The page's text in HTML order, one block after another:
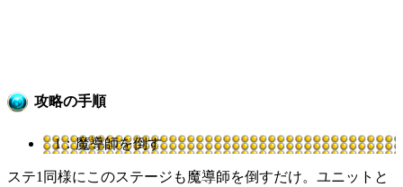
攻略の手順
1：魔導師を倒す
ステ1同様にこのステージも魔導師を倒すだけ。ユニットと